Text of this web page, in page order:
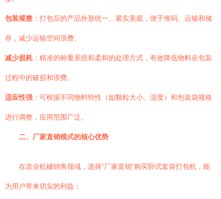
包装规整 ：打包后的产品外形统一、紧实美观，便于堆码、运输和储
存，减少运输空间浪费。
减少损耗 ：精准的称重系统和柔和的处理方式，有效降低物料在包装
过程中的破损和浪费。
适应性强 ：可根据不同物料特性（如颗粒大小、湿度）和包装袋规格
进行调整，应用范围广泛。
二、厂家直销模式的核心优势
在农业机械销售领域，选择“厂家直销”购买卧式套袋打包机，能
为用户带来切实的利益：